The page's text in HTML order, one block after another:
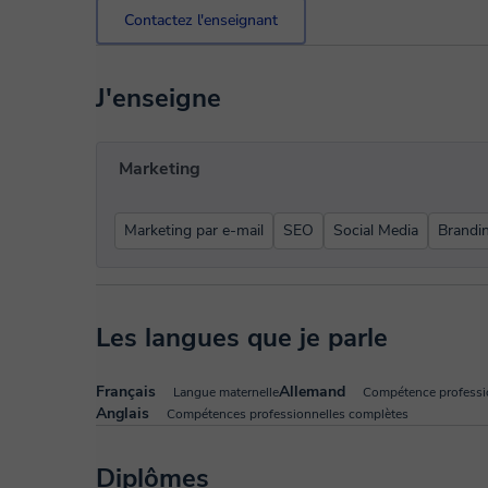
Contactez l'enseignant
J'enseigne
Marketing
Marketing par e-mail SEO Social Media
Les langues que je parle
Français Langue maternelleAllemand Compétence
Anglais Compétences professionnelles complètes
Diplômes